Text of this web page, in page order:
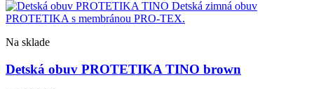
Na sklade
Detská obuv PROTETIKA TINO brown